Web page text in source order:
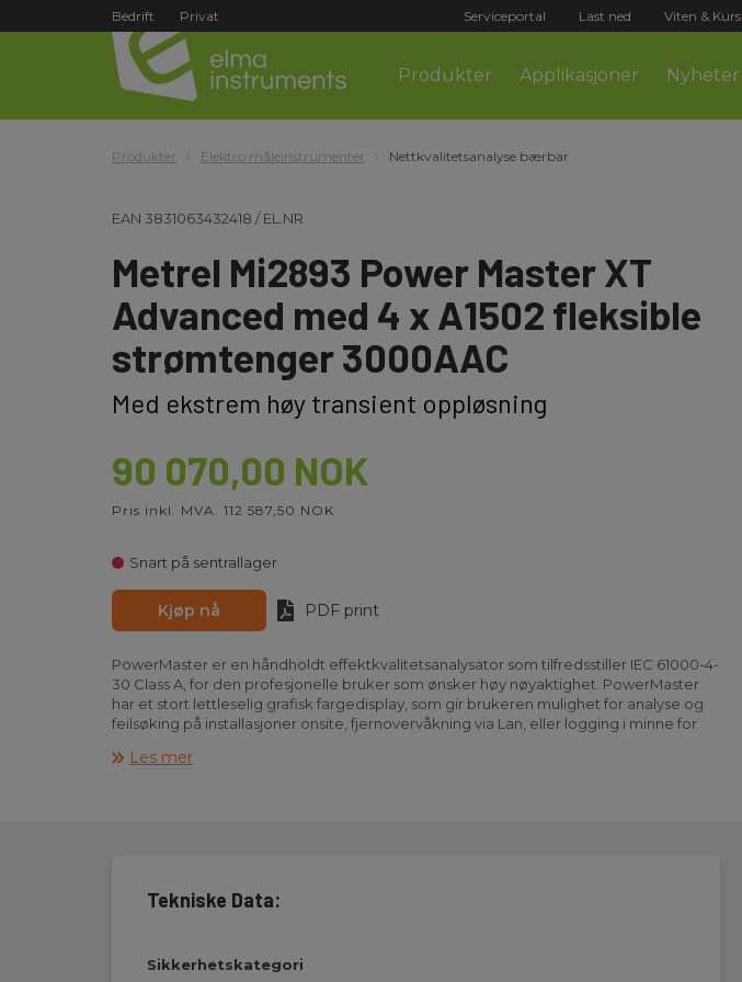
Bedrift Privat Serviceportal Last ned Viten & Kurs
Produkter Applikasjoner Nyheter
Produkter Elektro måleinstrumenter Nettkvalitetsanalyse bærbar
EAN 3831063432418 /EL.NR
Metrel Mi2893 Power Master XT
Advanced med 4 x A1502 fleksible
strømtenger 3000AAC
Med ekstrem høy transient oppløsning
90 070,00 NOK
Pris inkl. MVA. 112 587,50 NOK
Snart på sentrallager
Kjøp nå PDF print
PowerMaster er en håndholdt effektkvalitetsanalysator som tilfredsstiller IEC 61000-4-
30 Class A, for den profesjonelle bruker som ønsker høy nøyaktighet. PowerMaster
har et stort lettleselig grafisk fargedisplay, som gir brukeren mulighet for analyse og
feilsøking på installasjoner onsite, fjernovervåkning via Lan, eller logging i minne for
harmoniske forstyrrelser, effektforbruk mm.
- Spenning: TRMS, Peak, crest faktor (4 kanaler)
- Strøm: TRMS, peak, crest faktor (4 kanaler)
harmonisk, ubalanse)
Les mer
Tekniske Data:
Sikkerhetskategori